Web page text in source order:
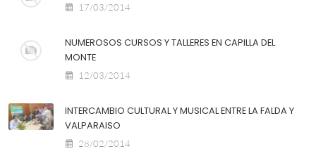
17/03/2014
NUMEROSOS CURSOS Y TALLERES EN CAPILLA DEL
MONTE
12/03/2014
INTERCAMBIO CULTURAL Y MUSICAL ENTRE LA FALDA Y
VALPARAISO
28/02/2014